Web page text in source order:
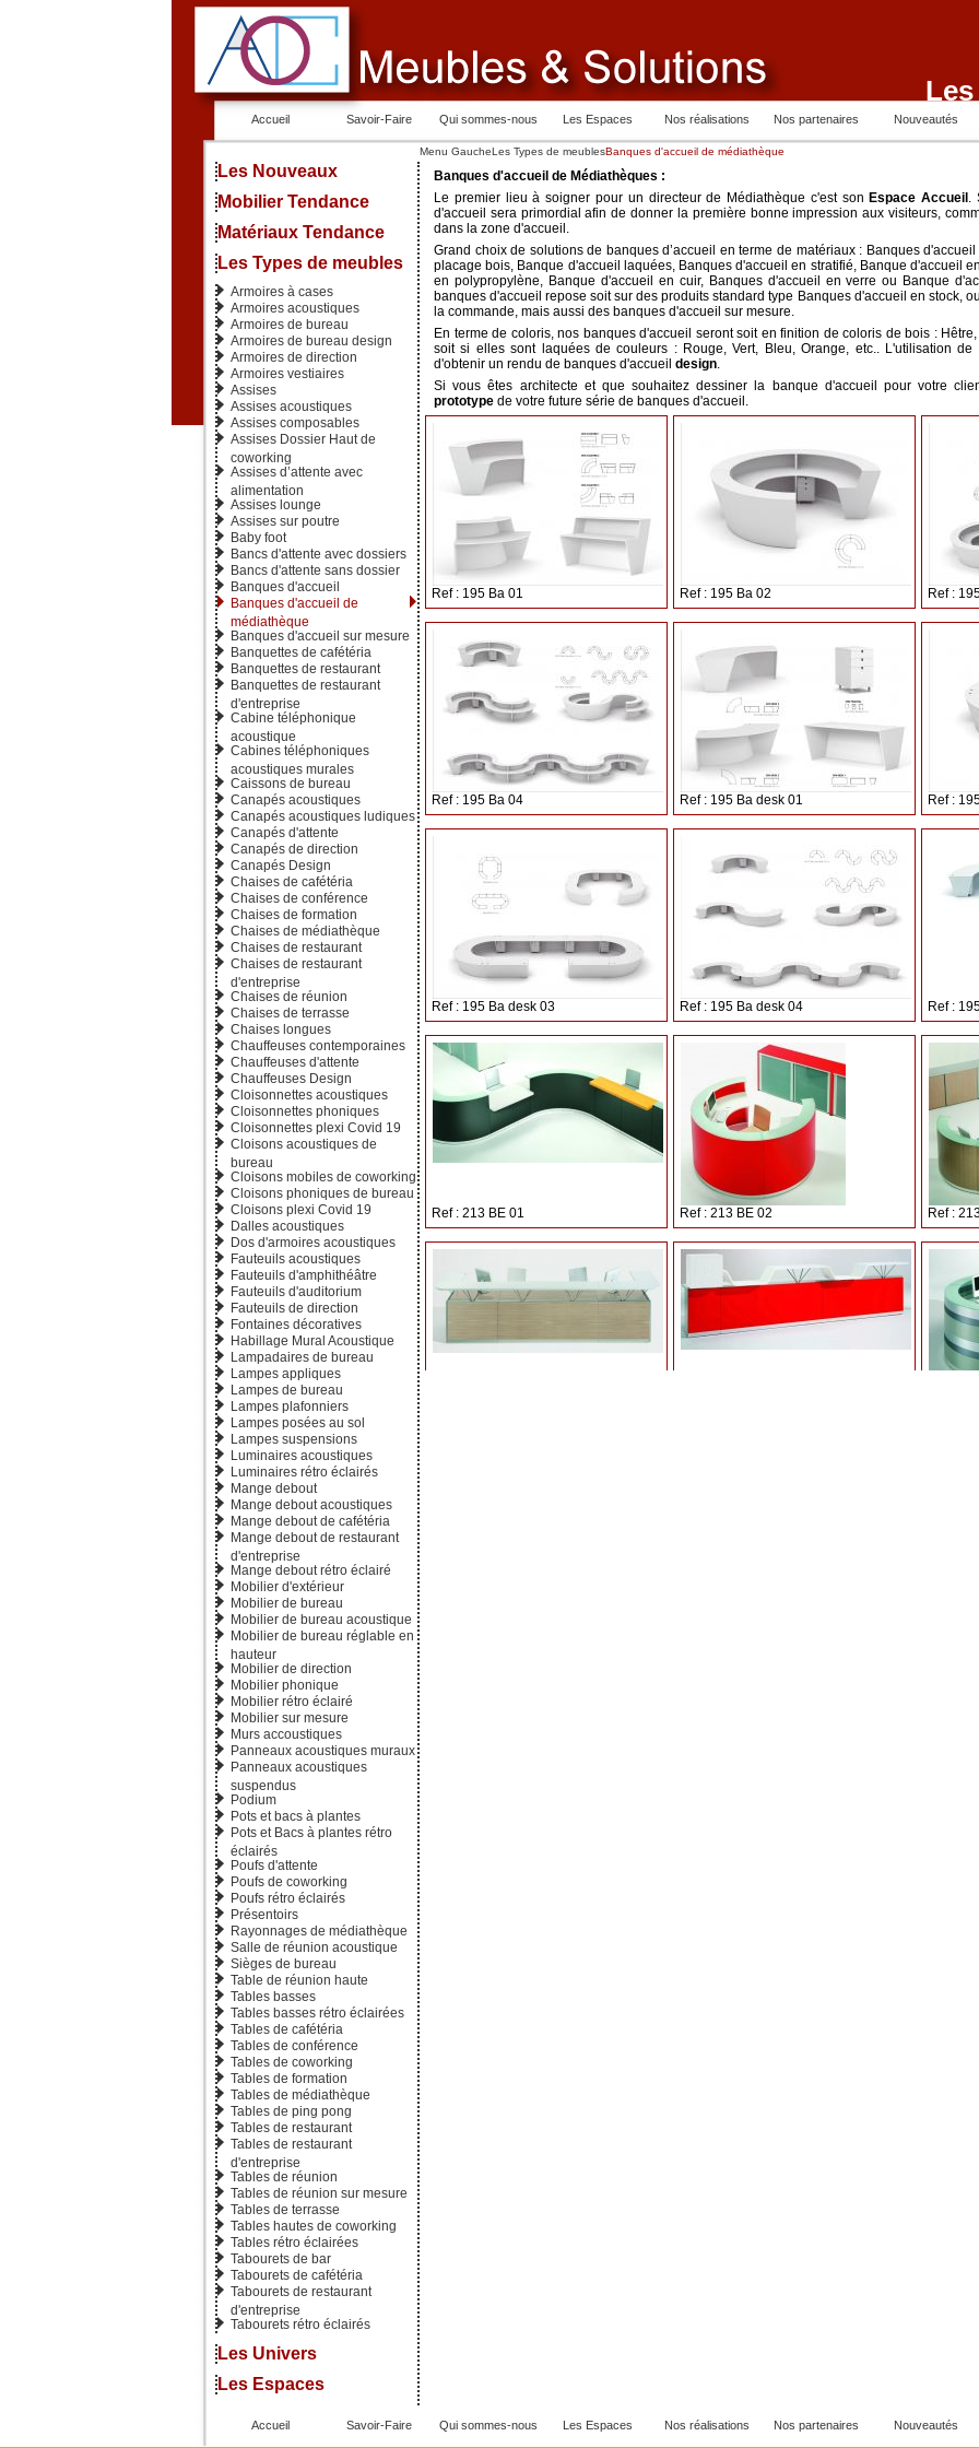
Accueil Savoir-Faire Qui sommes-nous Les Espaces Nos réalisations Nos partenaires Nouveautés
Les Nouveaux
Mobilier Tendance
Matériaux Tendance
Les Types de meubles
Armoires à cases
Armoires acoustiques
Armoires de bureau
Armoires de bureau design
Armoires de direction
Armoires vestiaires
Assises
Assises acoustiques
Assises composables
Assises Dossier Haut de
coworking
Assises d’attente avec
alimentation
Assises lounge
Assises sur poutre
Baby foot
Bancs d'attente avec dossiers
Bancs d'attente sans dossier
Banques d'accueil
Banques d'accueil de
médiathèque
Banques d'accueil sur mesure
Banquettes de cafétéria
Banquettes de restaurant
Banquettes de restaurant
d'entreprise
Cabine téléphonique
acoustique
Cabines téléphoniques
acoustiques murales
Caissons de bureau
Canapés acoustiques
Canapés acoustiques ludiques
Canapés d'attente
Canapés de direction
Canapés Design
Chaises de cafétéria
Chaises de conférence
Chaises de formation
Chaises de médiathèque
Chaises de restaurant
Chaises de restaurant
d'entreprise
Chaises de réunion
Chaises de terrasse
Chaises longues
Chauffeuses contemporaines
Chauffeuses d'attente
Chauffeuses Design
Cloisonnettes acoustiques
Cloisonnettes phoniques
Cloisonnettes plexi Covid 19
Cloisons acoustiques de
bureau
Cloisons mobiles de coworking
Cloisons phoniques de bureau
Cloisons plexi Covid 19
Dalles acoustiques
Dos d'armoires acoustiques
Fauteuils acoustiques
Fauteuils d'amphithéâtre
Fauteuils d'auditorium
Fauteuils de direction
Fontaines décoratives
Habillage Mural Acoustique
Lampadaires de bureau
Lampes appliques
Lampes de bureau
Lampes plafonniers
Lampes posées au sol
Lampes suspensions
Luminaires acoustiques
Luminaires rétro éclairés
Mange debout
Mange debout acoustiques
Mange debout de cafétéria
Mange debout de restaurant
d'entreprise
Mange debout rétro éclairé
Mobilier d'extérieur
Mobilier de bureau
Mobilier de bureau acoustique
Mobilier de bureau réglable en
hauteur
Mobilier de direction
Mobilier phonique
Mobilier rétro éclairé
Mobilier sur mesure
Murs accoustiques
Panneaux acoustiques muraux
Panneaux acoustiques
suspendus
Podium
Pots et bacs à plantes
Pots et Bacs à plantes rétro
éclairés
Poufs d'attente
Poufs de coworking
Poufs rétro éclairés
Présentoirs
Rayonnages de médiathèque
Salle de réunion acoustique
Sièges de bureau
Table de réunion haute
Tables basses
Tables basses rétro éclairées
Tables de cafétéria
Tables de conférence
Tables de coworking
Tables de formation
Tables de médiathèque
Tables de ping pong
Tables de restaurant
Tables de restaurant
d'entreprise
Tables de réunion
Tables de réunion sur mesure
Tables de terrasse
Tables hautes de coworking
Tables rétro éclairées
Tabourets de bar
Tabourets de cafétéria
Tabourets de restaurant
d'entreprise
Tabourets rétro éclairés
Les Univers
Les Espaces
Menu GaucheLes Types de meublesBanques d'accueil de médiathèque
Banques d'accueil de Médiathèques :
Le premier lieu à soigner pour un directeur de Médiathèque c'est son Espace Accueil .
d'accueil sera primordial afin de donner la première bonne impression aux visiteurs,
dans la zone d'accueil.
Grand choix de solutions de banques d’accueil en terme de matériaux : Banques
placage bois, Banque d'accueil laquées, Banques d'accueil en stratifié, Banque d'accueil
en polypropylène, Banque d'accueil en cuir, Banques d'accueil en verre ou Banque
banques d'accueil repose soit sur des produits standard type Banques d'accueil en stock,
la commande, mais aussi des banques d'accueil sur mesure.
En terme de coloris, nos banques d'accueil seront soit en finition de coloris de bois :
soit si elles sont laquées de couleurs : Rouge, Vert, Bleu, Orange, etc.. L'utilisation de
d'obtenir un rendu de banques d'accueil design.
Si vous êtes architecte et que souhaitez dessiner la banque d'accueil pour votre
prototype de votre future série de banques d'accueil.
Ref : 195 Ba 01 Ref : 195 Ba 02 Ref :
Ref : 195 Ba 04 Ref : 195 Ba desk 01 Ref :
Ref : 195 Ba desk 03 Ref : 195 Ba desk 04 Ref :
Ref : 213 BE 01 Ref : 213 BE 02 Ref :
Accueil Savoir-Faire Qui sommes-nous Les Espaces Nos réalisations Nos partenaires Nouveautés